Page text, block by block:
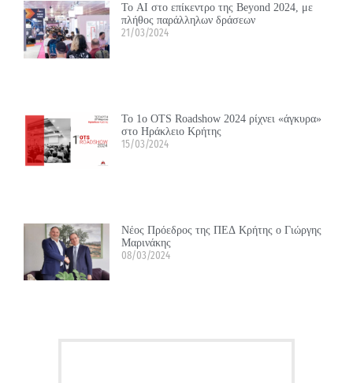
Το ΑΙ στο επίκεντρο της Beyond 2024, με
πλήθος παράλληλων δράσεων
21/03/2024
Το 1ο OTS Roadshow 2024 ρίχνει «άγκυρα»
στο Ηράκλειο Κρήτης
15/03/2024
Νέος Πρόεδρος της ΠΕΔ Κρήτης ο Γιώργης
Μαρινάκης
08/03/2024